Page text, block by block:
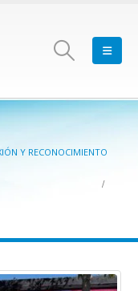
Y RECONOCIMIENTO